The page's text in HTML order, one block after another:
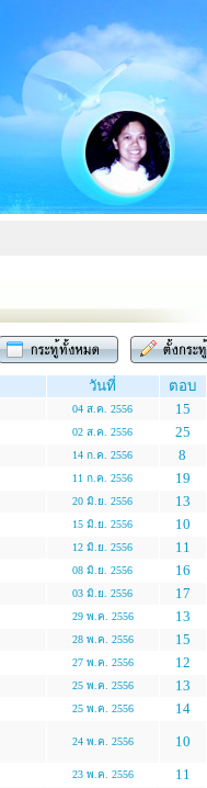
วันที่ ตอบ
04 ส.ค. 2556 15
02 ส.ค. 2556 25
14 ก.ค. 2556 8
11 ก.ค. 2556 19
20 มิ.ย. 2556 13
15 มิ.ย. 2556 10
12 มิ.ย. 2556 11
08 มิ.ย. 2556 16
03 มิ.ย. 2556 17
29 พ.ค. 2556 13
28 พ.ค. 2556 15
27 พ.ค. 2556 12
25 พ.ค. 2556 13
25 พ.ค. 2556 14
24 พ.ค. 2556 10
23 พ.ค. 2556 11